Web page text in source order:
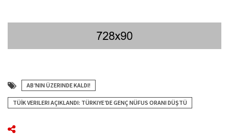
AB’NIN ÜZERINDE KALDI!
TÜİK VERILERI AÇIKLANDI: TÜRKIYE’DE GENÇ NÜFUS ORANI DÜŞTÜ